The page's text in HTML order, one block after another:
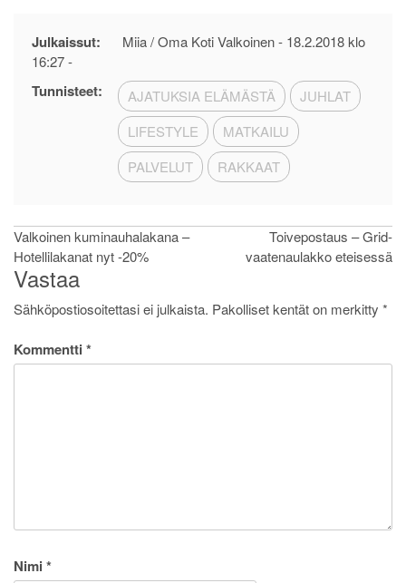
Julkaissut: Miia / Oma Koti Valkoinen - 18.2.2018 klo
16:27-
Tunnisteet: AJATUKSIA ELÄMÄSTÄ
JUHLAT
LIFESTYLE
MATKAILU
PALVELUT
RAKKAAT
Artikkelien
selaus
Valkoinen kuminauhalakana –
Hotellilakanat nyt -20%
Toivepostaus – Grid-
vaatenaulakko eteisessä
Vastaa
Sähköpostiosoitettasi ei julkaista. Pakolliset kentät on merkitty *
Kommentti *
Nimi *